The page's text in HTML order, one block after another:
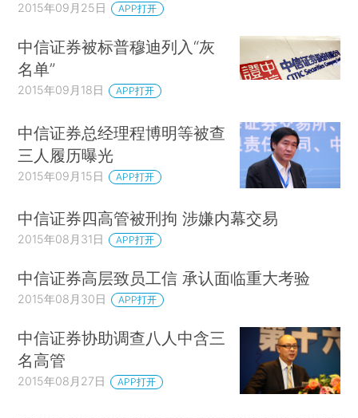
2015年09月25日 APP打开
中信证券被标普穆迪列入“灰
名单”
2015年09月18日 APP打开
中信证券总经理程博明等被查
三人履历曝光
2015年09月15日 APP打开
中信证券四高管被刑拘 涉嫌内幕交易
2015年08月31日 APP打开
中信证券高层致员工信 承认面临重大考验
2015年08月30日 APP打开
中信证券协助调查八人中含三
名高管
2015年08月27日 APP打开